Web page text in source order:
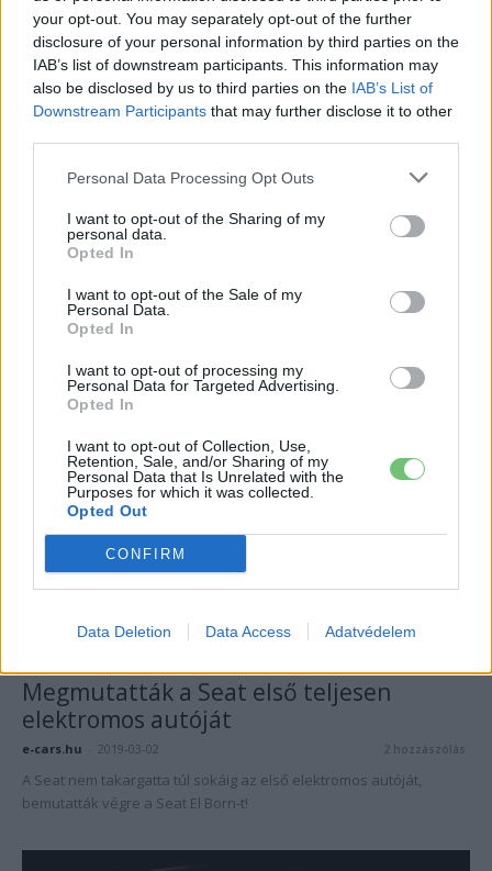
your opt-out. You may separately opt-out of the further
disclosure of your personal information by third parties on the
IAB’s list of downstream participants. This information may
also be disclosed by us to third parties on the IAB’s List of
Downstream Participants that may further disclose it to other
Personal Data Processing Opt Outs
I want to opt-out of the Sharing of my
personal data.
Opted In
I want to opt-out of the Sale of my
Personal Data.
Opted In
I want to opt-out of processing my
Personal Data for Targeted Advertising.
Opted In
I want to opt-out of Collection, Use,
Retention, Sale, and/or Sharing of my
Personal Data that Is Unrelated with the
Purposes for which it was collected.
Opted Out
CONFIRM
Data Deletion Data Access Adatvédelem
készül már nagy erőkkel!
Genfi fotókon és videókon a Seat El-Born
2019-03-09
A Seat élőben is megmutatta, milyen lesz az első tisztán
elektromos Seat, az El-Born!
Megmutatták a Seat első teljesen
elektromos autóját
e-cars.hu 2019-03-02 2 hozzászólás
A Seat nem takargatta túl sokáig az első elektromos autóját,
bemutatták végre a Seat El Born-t!